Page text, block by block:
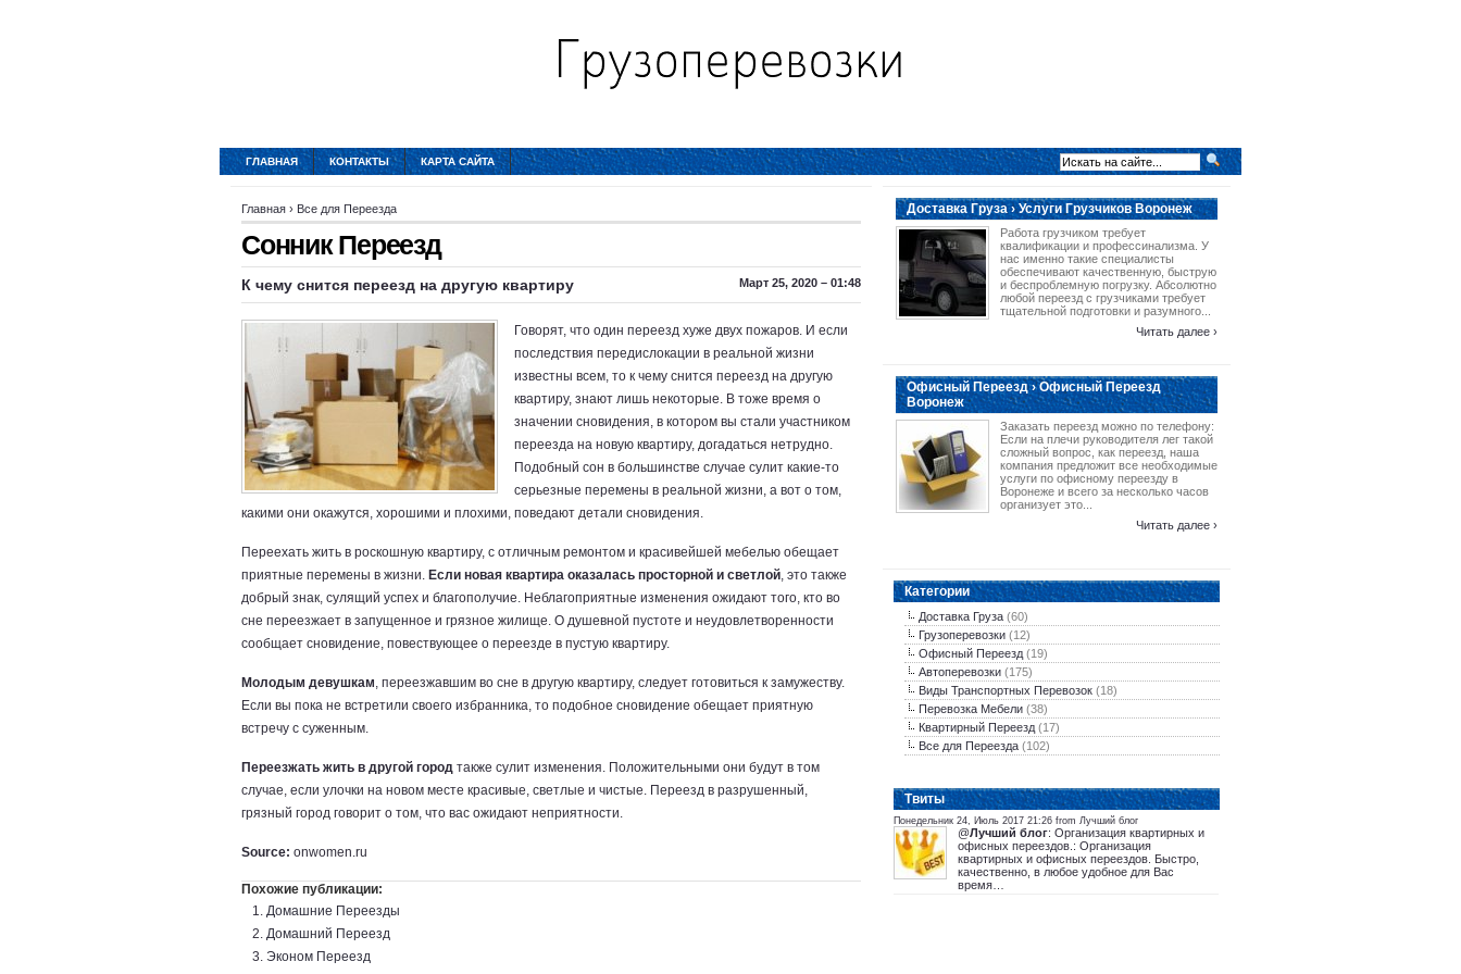
ГЛАВНАЯ КОНТАКТЫ КАРТА САЙТА
Главная › Все для Переезда
Сонник Переезд
К чему снится переезд на другую квартиру Март 25, 2020 – 01:48
Говорят, что один переезд хуже двух пожаров. И если
последствия передислокации в реальной жизни
известны всем, то к чему снится переезд на другую
квартиру, знают лишь некоторые. В тоже время о
значении сновидения, в котором вы стали участником
переезда на новую квартиру, догадаться нетрудно.
Подобный сон в большинстве случае сулит какие-то
серьезные перемены в реальной жизни, а вот о том,
какими они окажутся, хорошими и плохими, поведают детали сновидения.
Переехать жить в роскошную квартиру, с отличным ремонтом и красивейшей мебелью обещает
приятные перемены в жизни. Если новая квартира оказалась просторной и светлой, это также
добрый знак, сулящий успех и благополучие. Неблагоприятные изменения ожидают того, кто во
сне переезжает в запущенное и грязное жилище. О душевной пустоте и неудовлетворенности
сообщает сновидение, повествующее о переезде в пустую квартиру.
Молодым девушкам, переезжавшим во сне в другую квартиру, следует готовиться к замужеству.
Если вы пока не встретили своего избранника, то подобное сновидение обещает приятную
встречу с суженным.
Переезжать жить в другой город также сулит изменения. Положительными они будут в том
случае, если улочки на новом месте красивые, светлые и чистые. Переезд в разрушенный,
грязный город говорит о том, что вас ожидают неприятности.
Source: onwomen.ru
Похожие публикации:
Домашние Переезды
Домашний Переезд
Эконом Переезд
Доставка Груза › Услуги Грузчиков Воронеж
Работа грузчиком требует
квалификации и профессинализма. У
нас именно такие специалисты
обеспечивают качественную, быструю
и беспроблемную погрузку. Абсолютно
любой переезд с грузчиками требует
тщательной подготовки и разумного...
Читать далее ›
Офисный Переезд › Офисный Переезд
Воронеж
Заказать переезд можно по телефону:
Если на плечи руководителя лег такой
сложный вопрос, как переезд, наша
компания предложит все необходимые
услуги по офисному переезду в
Воронеже и всего за несколько часов
организует это...
Читать далее ›
Категории
Доставка Груза (60)
Грузоперевозки (12)
Офисный Переезд (19)
Автоперевозки (175)
Виды Транспортных Перевозок (18)
Перевозка Мебели (38)
Квартирный Переезд (17)
Все для Переезда (102)
Tвиты
Понедельник 24, Июль 2017 21:26 from Лучший блог
@Лучший блог: Организация квартирных и
офисных переездов.: Организация
квартирных и офисных переездов. Быстро,
качественно, в любое удобное для Вас
время…